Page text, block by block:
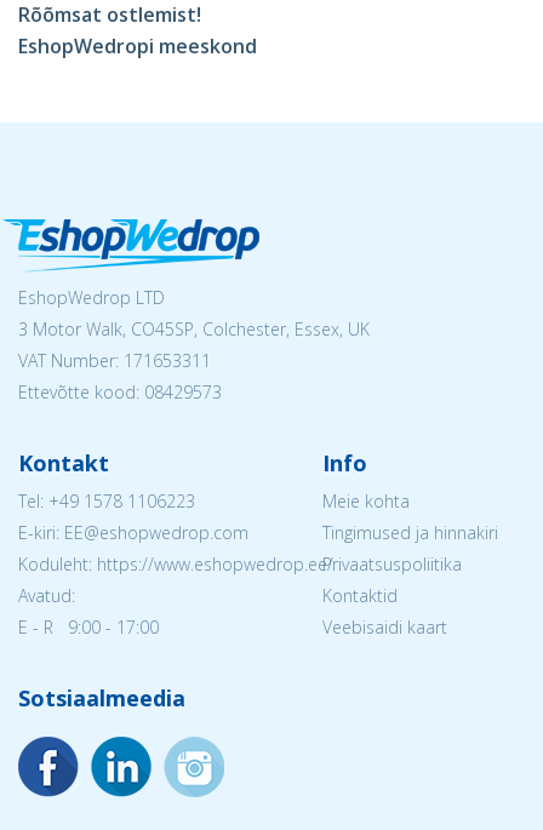
Rõõmsat ostlemist!
EshopWedropi meeskond
EshopWedrop LTD
3 Motor Walk, CO45SP, Colchester, Essex, UK
VAT Number: 171653311
Ettevõtte kood: 08429573
Kontakt
Tel: +49 1578 1106223
E-kiri: EE@eshopwedrop.com
Koduleht: https://www.eshopwedrop.ee/
Avatud:
E - R 9:00 - 17:00
Info
Meie kohta
Tingimused ja hinnakiri
Privaatsuspoliitika
Kontaktid
Veebisaidi kaart
Sotsiaalmeedia